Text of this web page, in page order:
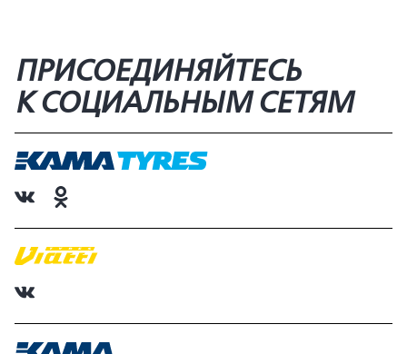
ПРИСОЕДИНЯЙТЕСЬ
К СОЦИАЛЬНЫМ СЕТЯМ